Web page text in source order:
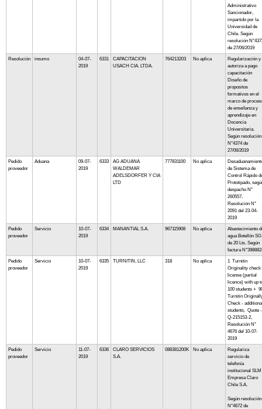
Administrativo
Sancionador,
impartido por la
Universidad de
Chile. Según
resolución
de 27/06/2019
Resolución insumo
04-07-
2019
6331
CAPACITACION
USACH CIA. LTDA.
764213203 No aplica
Regularización y
autoriza a pago
capacitación
Diseño de
propositos
formativos en el
marco de
de enseñanza y
aprendizaje en
Docencia
Universitaria.
Según resolución
N°4374 de
27/06/2019
Pedido
proveedor
Aduana
09-07-
2019
6333
AG ADUANA
WALDEMAR
ADELSDORFER Y CIA
LTD
777831100 No aplica
de Sistema de
Control Rápido
Prototipado,
despacho N°
260557,
Resolución N°
2091 del 23-04-
2019
Pedido
proveedor
Servicio
10-07-
2019
6334 MANANTIAL S.A. 967115908 No aplica
Abastecimiento
agua Botellón SG
de 20 Lts. Según
factura
Pedido
proveedor
Servicio
10-07-
2019
6335 TURNITIN, LLC 318 No aplica
1 Turnitin
Originality check
license (partial
licence) with up
100 students +
Turnitin
Check -
students, Quote -
Q-215153-2,
Resolución N°
4676 del 10-07-
2019
Pedido
proveedor
Servicio
11-07-
2019
6336
CLARO SERVICIOS
S.A.
088381200K No aplica
Regulariza
servicio de
telefonía
institucional SLM
Empresa Claro
Chile S.A.
Según resolución
N°4672 de